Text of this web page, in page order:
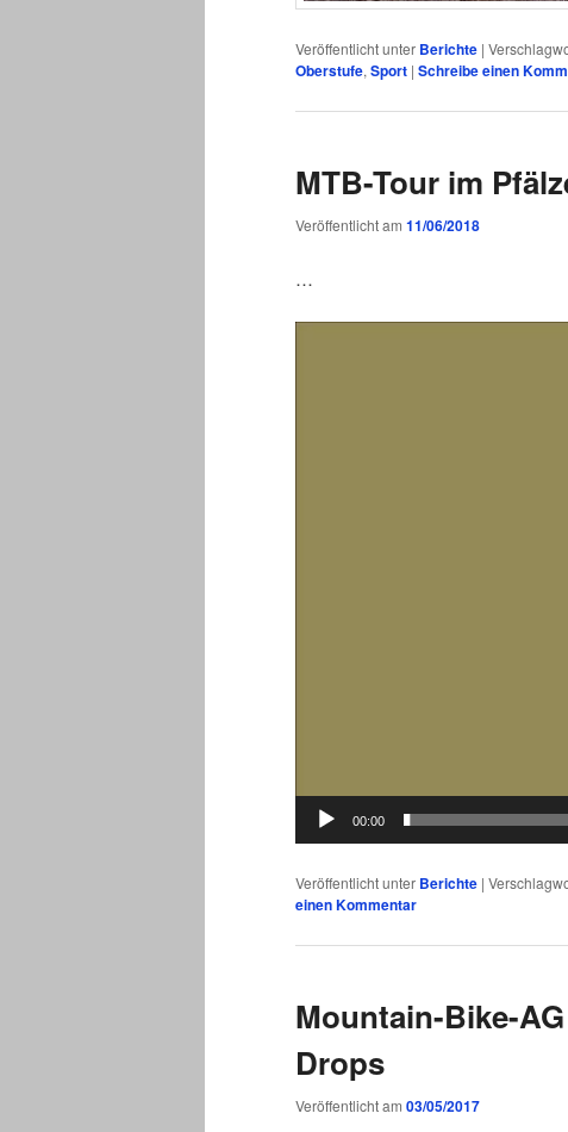
Veröffentlicht unter Berichte |
Oberstufe, Sport | Schreibe einen
MTB-Tour im
Veröffentlicht am 11/06/2018
…
00:00
Veröffentlicht unter Berichte |
einen Kommentar
Mountain-Bike-
Drops
Veröffentlicht am 03/05/2017